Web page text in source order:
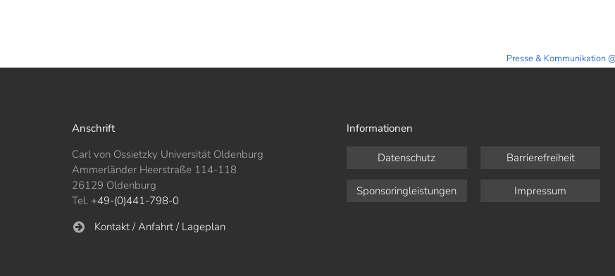
Presse & Kommunikation
Anschrift
Carl von Ossietzky Universität Oldenburg
Ammerländer Heerstraße 114-118
26129 Oldenburg
Tel. +49-(0)441-798-0
Kontakt / Anfahrt / Lageplan
Informationen
Datenschutz Barrierefreiheit
Sponsoringleistungen Impressum